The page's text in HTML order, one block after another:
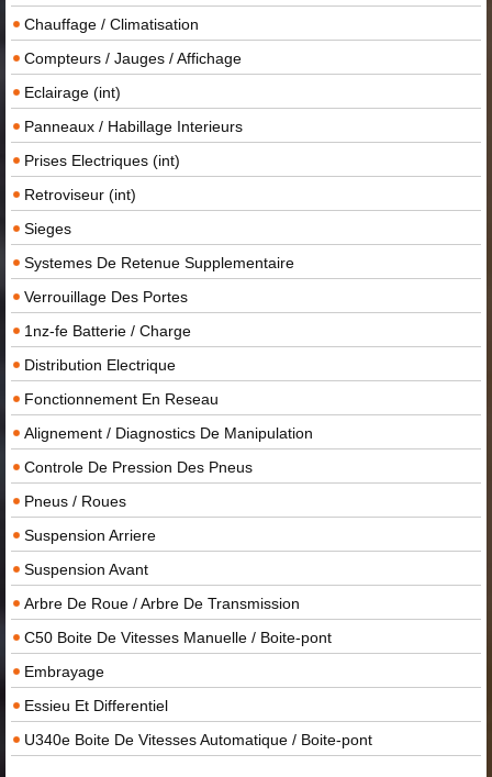
Chauffage / Climatisation
Compteurs / Jauges / Affichage
Eclairage (int)
Panneaux / Habillage Interieurs
Prises Electriques (int)
Retroviseur (int)
Sieges
Systemes De Retenue Supplementaire
Verrouillage Des Portes
1nz-fe Batterie / Charge
Distribution Electrique
Fonctionnement En Reseau
Alignement / Diagnostics De Manipulation
Controle De Pression Des Pneus
Pneus / Roues
Suspension Arriere
Suspension Avant
Arbre De Roue / Arbre De Transmission
C50 Boite De Vitesses Manuelle / Boite-pont
Embrayage
Essieu Et Differentiel
U340e Boite De Vitesses Automatique / Boite-pont